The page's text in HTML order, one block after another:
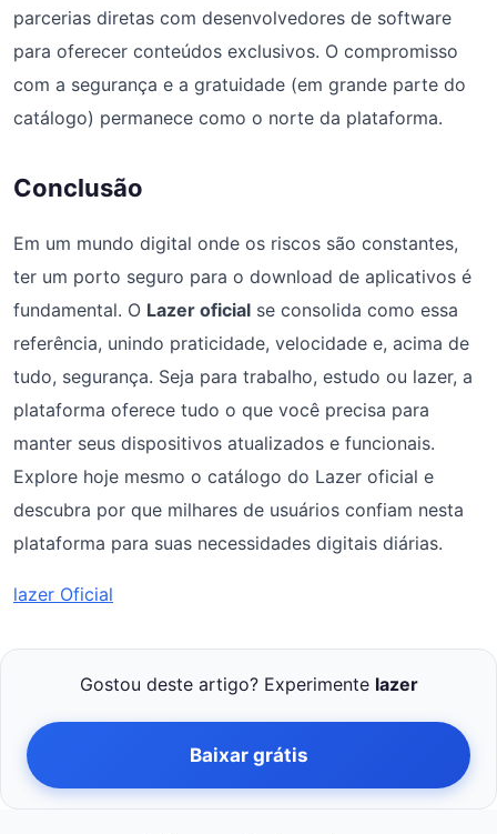
parcerias diretas com desenvolvedores de software
para oferecer conteúdos exclusivos. O compromisso
com a segurança e a gratuidade (em grande parte do
catálogo) permanece como o norte da plataforma.
Conclusão
Em um mundo digital onde os riscos são constantes,
ter um porto seguro para o download de aplicativos é
fundamental. O Lazer oficial se consolida como essa
referência, unindo praticidade, velocidade e, acima de
tudo, segurança. Seja para trabalho, estudo ou lazer, a
plataforma oferece tudo o que você precisa para
manter seus dispositivos atualizados e funcionais.
Explore hoje mesmo o catálogo do Lazer oficial e
descubra por que milhares de usuários confiam nesta
plataforma para suas necessidades digitais diárias.
lazer Oficial
Gostou deste artigo? Experimente lazer
Baixar grátis